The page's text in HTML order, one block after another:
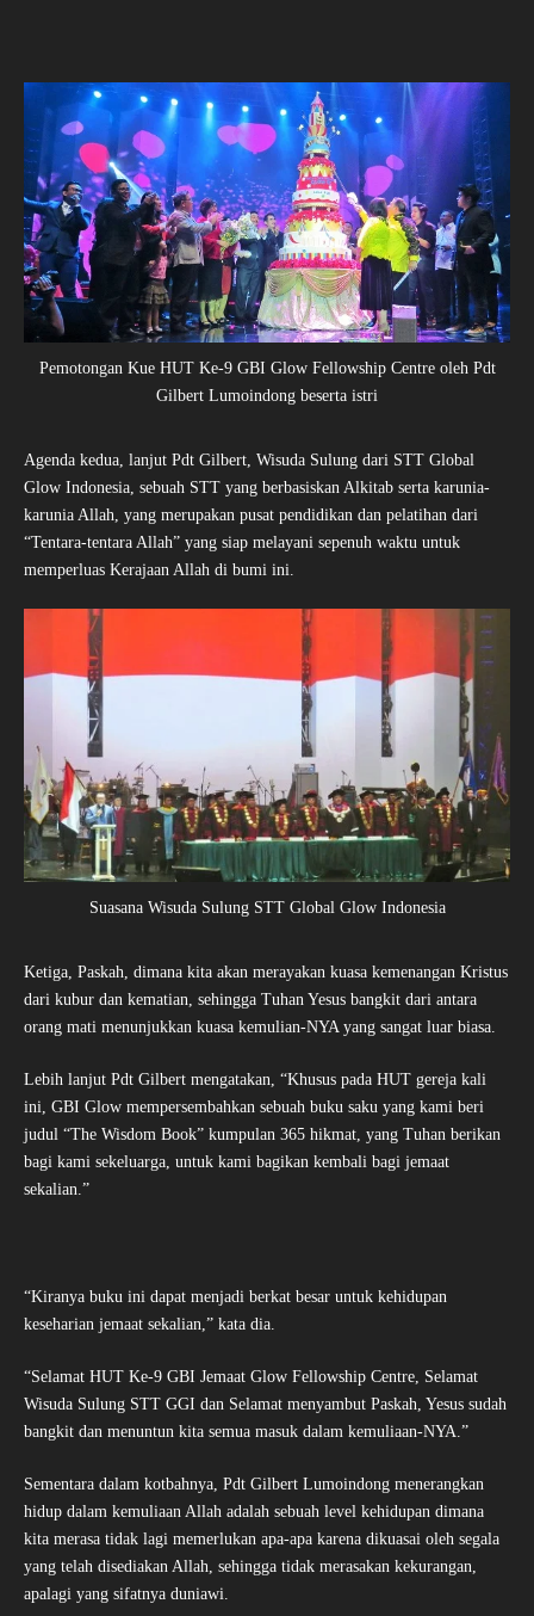
Pemotongan Kue HUT Ke-9 GBI Glow Fellowship Centre oleh Pdt
Gilbert Lumoindong beserta istri
Agenda kedua, lanjut Pdt Gilbert, Wisuda Sulung dari STT Global
Glow Indonesia, sebuah STT yang berbasiskan Alkitab serta karunia-
karunia Allah, yang merupakan pusat pendidikan dan pelatihan dari
“Tentara-tentara Allah” yang siap melayani sepenuh waktu untuk
memperluas Kerajaan Allah di bumi ini.
Suasana Wisuda Sulung STT Global Glow Indonesia
Ketiga, Paskah, dimana kita akan merayakan kuasa kemenangan Kristus
dari kubur dan kematian, sehingga Tuhan Yesus bangkit dari antara
orang mati menunjukkan kuasa kemulian-NYA yang sangat luar biasa.
Lebih lanjut Pdt Gilbert mengatakan, “Khusus pada HUT gereja kali
ini, GBI Glow mempersembahkan sebuah buku saku yang kami beri
judul “The Wisdom Book” kumpulan 365 hikmat, yang Tuhan berikan
bagi kami sekeluarga, untuk kami bagikan kembali bagi jemaat
sekalian.”
“Kiranya buku ini dapat menjadi berkat besar untuk kehidupan
keseharian jemaat sekalian,” kata dia.
“Selamat HUT Ke-9 GBI Jemaat Glow Fellowship Centre, Selamat
Wisuda Sulung STT GGI dan Selamat menyambut Paskah, Yesus sudah
bangkit dan menuntun kita semua masuk dalam kemuliaan-NYA.”
Sementara dalam kotbahnya, Pdt Gilbert Lumoindong menerangkan
hidup dalam kemuliaan Allah adalah sebuah level kehidupan dimana
kita merasa tidak lagi memerlukan apa-apa karena dikuasai oleh segala
yang telah disediakan Allah, sehingga tidak merasakan kekurangan,
apalagi yang sifatnya duniawi.